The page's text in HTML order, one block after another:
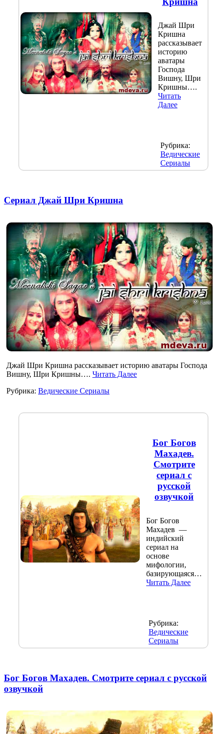
Джай Шри
Кришна
рассказывает
историю
аватары
Господа
Вишну, Шри
Кришны….
Читать
Далее
Рубрика:
Ведические
Сериалы
Сериал Джай Шри Кришна
Джай Шри Кришна рассказывает историю аватары Господа
Вишну, Шри Кришны…. Читать Далее
Рубрика: Ведические Сериалы
Бог Богов
Махадев.
Смотрите
сериал с
русской
озвучкой
Бог Богов
Махадев —
индийский
сериал на
основе
мифологии,
базирующаяся…
Читать Далее
Рубрика:
Ведические
Сериалы
Бог Богов Махадев. Смотрите сериал с русской
озвучкой